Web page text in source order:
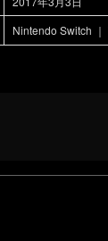
Nintendo Switch ｜